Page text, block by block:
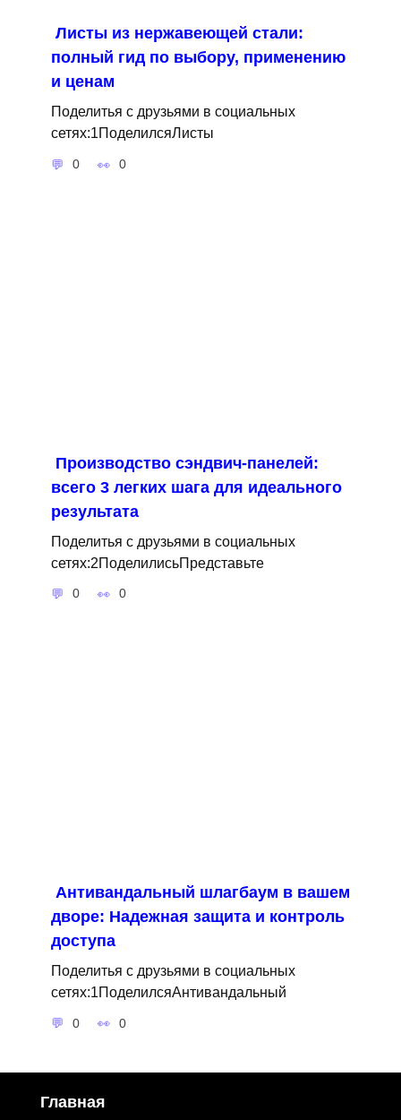
Листы из нержавеющей стали:
полный гид по выбору, применению
и ценам
Поделитья с друзьями в социальных
сетях:1ПоделилсяЛисты
0 0
Производство сэндвич-панелей:
всего 3 легких шага для идеального
результата
Поделитья с друзьями в социальных
сетях:2ПоделилисьПредставьте
0 0
Антивандальный шлагбаум в вашем
дворе: Надежная защита и контроль
доступа
Поделитья с друзьями в социальных
сетях:1ПоделилсяАнтивандальный
0 0
Главная